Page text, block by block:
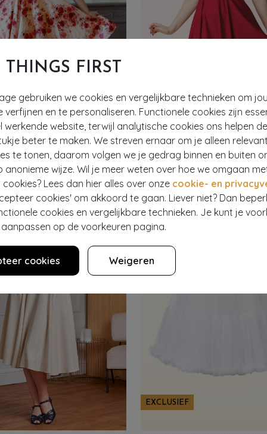
THINGS FIRST
gebruiken we cookies en vergelijkbare technieken om
verfijnen en te personaliseren. Functionele cookies zijn
werkende website, terwijl analytische cookies ons helpen
beter te maken. We streven ernaar om je alleen
te tonen, daarom volgen we je gedrag binnen en buiten
anonieme wijze. Wil je meer weten over hoe we omgaan
Lees dan hier alles over onze cookie- en
cookies' om akkoord te gaan. Liever niet? Dan
cookies en vergelijkbare technieken. Je kunt je
op de voorkeuren pagina.
cookies Weigeren
swing jurk in roze
EXCLUSIEF
TOPVINTAGE BOUTIQUE COLLECTION
€ 85,95
€ 33,95
EXCLUSIEF